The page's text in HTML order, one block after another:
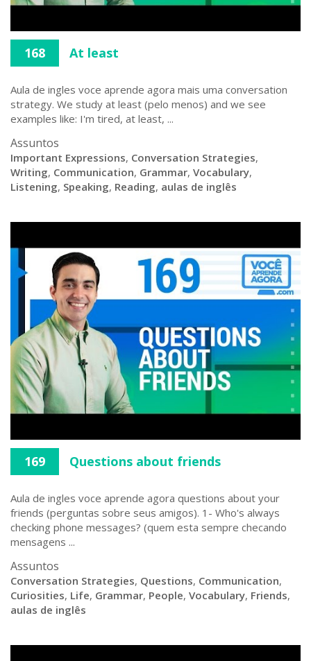
168 At least
Aula de ingles voce aprende agora mais uma conversation
strategy. We study at least (pelo menos) and we see
examples like: I'm tired, at least, ...
Assuntos
Important Expressions, Conversation Strategies,
Writing, Communication, Grammar, Vocabulary,
Listening, Speaking, Reading, aulas de inglês
169 Questions about friends
Aula de ingles voce aprende agora questions about your
friends (perguntas sobre seus amigos). 1- Who's always
checking phone messages? (quem esta sempre checando
mensagens ...
Assuntos
Conversation Strategies, Questions, Communication,
Curiosities, Life, Grammar, People, Vocabulary, Friends,
aulas de inglês